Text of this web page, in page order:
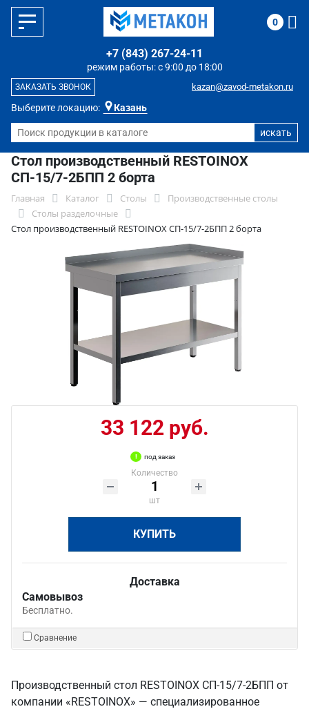
Выберите локацию: Казань
режим работы: с 9:00 до 18:00
+7 (843) 267-24-11
kazan@zavod-metakon.ru
ЗАКАЗАТЬ ЗВОНОК
0
Стол производственный RESTOINOX
СП-15/7-2БПП 2 борта
Главная Каталог Столы
Производственные столы
Столы разделочные
Стол производственный RESTOINOX СП-15/7-2БПП 2 борта
33 122 руб.
под заказ
Количество
шт
КУПИТЬ
Доставка
Самовывоз
Бесплатно.
Сравнение
Производственный стол RESTOINOX СП-15/7-2БПП от
компании «RESTOINOX» — специализированное